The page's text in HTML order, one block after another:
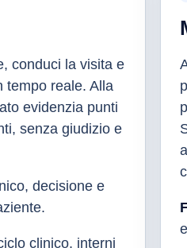
conduci la visita e
tempo reale. Alla
evidenzia punti
senza giudizio e
decisione e
clinico, interni